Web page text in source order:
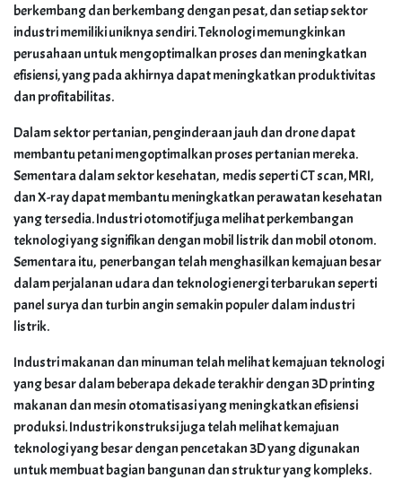
berkembang dan berkembang dengan pesat, dan setiap sektor
industri memiliki uniknya sendiri. Teknologi memungkinkan
perusahaan untuk mengoptimalkan proses dan meningkatkan
efisiensi, yang pada akhirnya dapat meningkatkan produktivitas
dan profitabilitas.
Dalam sektor pertanian, penginderaan jauh dan drone dapat
membantu petani mengoptimalkan proses pertanian mereka.
Sementara dalam sektor kesehatan, medis seperti CT scan, MRI,
dan X-ray dapat membantu meningkatkan perawatan kesehatan
yang tersedia. Industri otomotif juga melihat perkembangan
teknologi yang signifikan dengan mobil listrik dan mobil otonom.
Sementara itu, penerbangan telah menghasilkan kemajuan besar
dalam perjalanan udara dan teknologi energi terbarukan seperti
panel surya dan turbin angin semakin populer dalam industri
listrik.
Industri makanan dan minuman telah melihat kemajuan teknologi
yang besar dalam beberapa dekade terakhir dengan 3D printing
makanan dan mesin otomatisasi yang meningkatkan efisiensi
produksi. Industri konstruksi juga telah melihat kemajuan
teknologi yang besar dengan pencetakan 3D yang digunakan
untuk membuat bagian bangunan dan struktur yang kompleks.